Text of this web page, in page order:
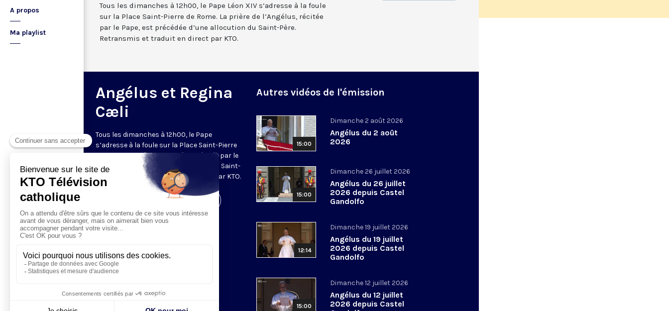
A propos
Ma playlist
Tous les dimanches à 12h00, le Pape Léon XIV s’adresse à la foule
sur la Place Saint-Pierre de Rome. La prière de l’Angélus, récitée
par le Pape, est précédée d’une allocution du Saint-Père.
Retransmis et traduit en direct par KTO.
Angélus et Regina
Cæli
Tous les dimanches à 12h00, le Pape
s’adresse à la foule sur la Place Saint-Pierre
de Rome. La prière de l’Angélus, récitée par le
Pape, est précédée d’une allocution du Saint-
Père. Retransmis et traduit en direct par KTO.
Visiter la page de l'émission
Autres vidéos de l'émission
15:00
Dimanche 2 août 2026
Angélus du 2 août
2026
15:00
Dimanche 26 juillet 2026
Angélus du 26 juillet
2026 depuis Castel
Gandolfo
12:14
Dimanche 19 juillet 2026
Angélus du 19 juillet
2026 depuis Castel
Gandolfo
15:00
Dimanche 12 juillet 2026
Angélus du 12 juillet
2026 depuis Castel